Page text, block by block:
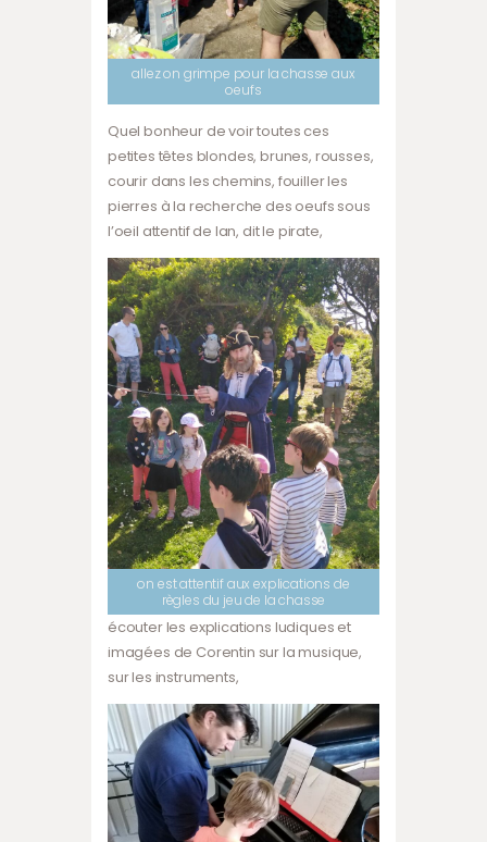
allez on grimpe pour la chasse aux
oeufs
Quel bonheur de voir toutes ces
petites têtes blondes, brunes, rousses,
courir dans les chemins, fouiller les
pierres à la recherche des oeufs sous
l’oeil attentif de Ian, dit le pirate,
on est attentif aux explications de
règles du jeu de la chasse
écouter les explications ludiques et
imagées de Corentin sur la musique,
sur les instruments,